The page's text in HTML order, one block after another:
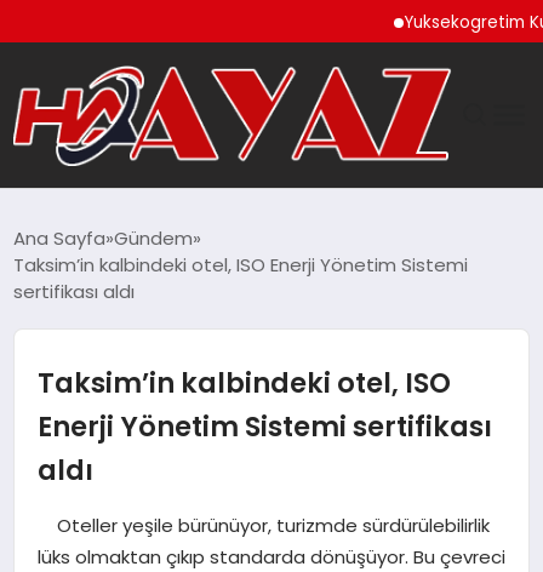
Yuksekogretim
DÜNYA
MAGAZIN
SAĞLIK
Ana Sayfa Gündem
Taksim’in kalbindeki otel, ISO Enerji Yönetim Sistemi
sertifikası aldı
Taksim’in kalbindeki otel, ISO
Enerji Yönetim Sistemi sertifikası
aldı
Oteller yeşile bürünüyor, turizmde sürdürülebilirlik
lüks olmaktan çıkıp standarda dönüşüyor. Bu çevreci